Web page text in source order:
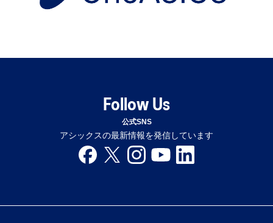
Follow Us
公式SNS
アシックスの最新情報を発信しています